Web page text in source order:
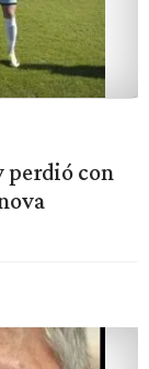
perdió con